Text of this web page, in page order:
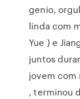
genio,
linda com
Yue ) e
juntos
jovem com
, terminou